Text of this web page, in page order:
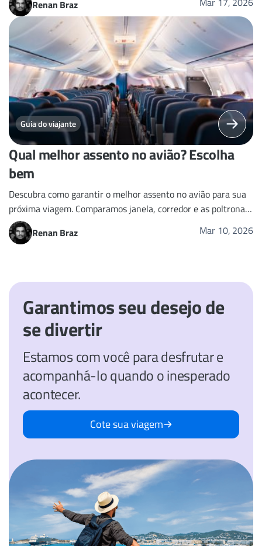
Renan Braz
Guia do viajante
Qual melhor assento no avião? Escolha
bem
Descubra como garantir o melhor assento no avião para sua
próxima viagem. Comparamos janela, corredor e as poltronas
com mais espaço para o seu conforto.
Renan Braz Mar 10, 2026
Garantimos seu desejo de
se divertir
Estamos com você para desfrutar e
acompanhá-lo quando o inesperado
acontecer.
Cote sua viagem